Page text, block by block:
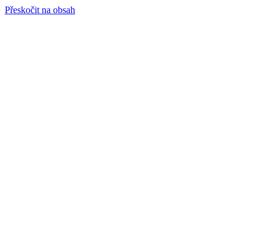
Přeskočit na obsah